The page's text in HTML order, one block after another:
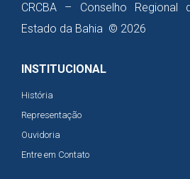
CRCBA – Conselho Regional
Estado da Bahia © 2026
INSTITUCIONAL
História
Representação
Ouvidoria
Entre em Contato